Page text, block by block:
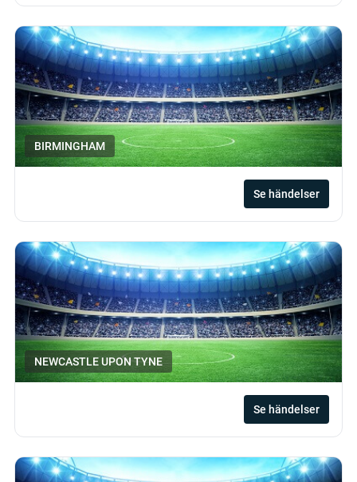
BIRMINGHAM
Se händelser
NEWCASTLE UPON TYNE
Se händelser